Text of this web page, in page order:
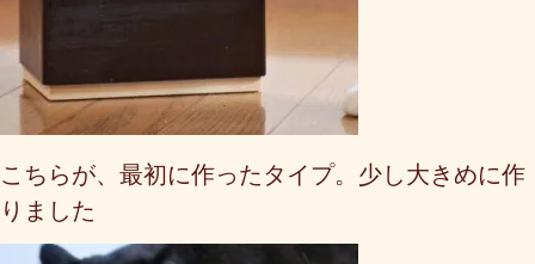
こちらが、最初に作ったタイプ。少し大きめに作
りました